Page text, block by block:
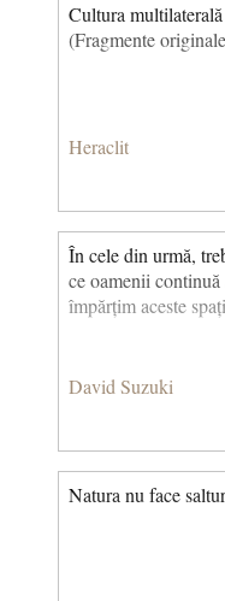
Cultura
(Fragmente
Heraclit
În cele din urmă,
ce oamenii continuă
împărțim aceste
David Suzuki
Natura nu face